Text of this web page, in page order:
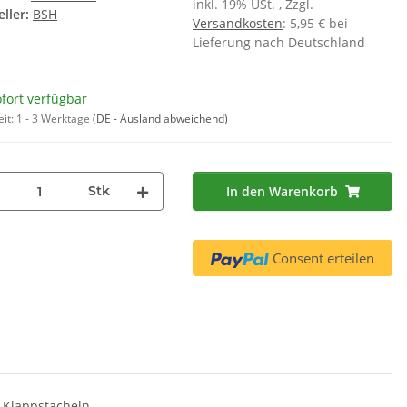
BSH
inkl. 19% USt. , Zzgl.
Versandkosten: 5,95 € bei
Lieferung nach Deutschland
verfügbar
1 - 3 Werktage (DE - Ausland abweichend)
Stk In den Warenkorb
Consent erteilen
€*
00312478 00312477 ( 4 x 45g )
Ersatz für 00312194
7,95 €*